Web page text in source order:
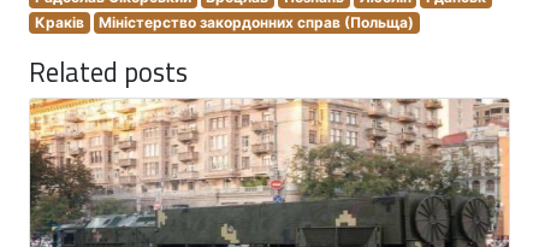
Краків
Міністерство закордонних справ (Польща)
Related posts